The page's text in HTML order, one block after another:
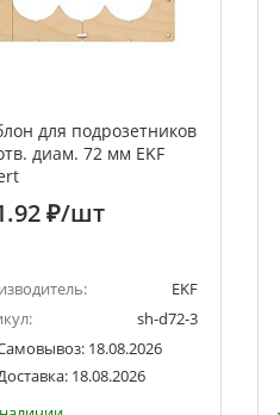
для подрозетников
диам. 72 мм EKF
₽/шт
EKF
sh-d72-3
18.08.2026
18.08.2026